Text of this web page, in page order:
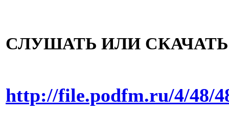
СЛУШАТЬ ИЛИ
http://file.podfm.ru/4/48/